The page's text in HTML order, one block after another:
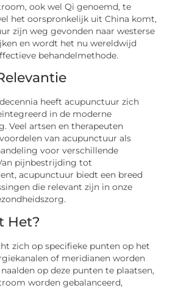
ook wel Qi genoemd, te
het oorspronkelijk uit China komt,
zijn weg gevonden naar westerse
en wordt het nu wereldwijd
behandelmethode.
heeft acupunctuur zich
in de moderne
Veel artsen en therapeuten
van acupunctuur als
voor verschillende
pijnbestrijding tot
acupunctuur biedt een breed
die relevant zijn in onze
Het?
zich op specifieke punten op het
of meridianen worden
op deze punten te plaatsen,
worden gebalanceerd,